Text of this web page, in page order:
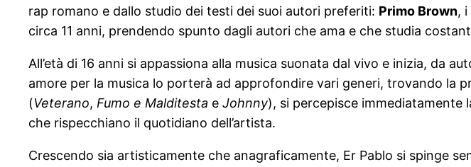
rap romano e dallo studio dei testi dei suoi autori preferiti: Primo Brown, i
circa 11 anni, prendendo spunto dagli autori che ama e che studia
All’età di 16 anni si appassiona alla musica suonata dal vivo e inizia, da
amore per la musica lo porterà ad approfondire vari generi, trovando la
(Veterano, Fumo e Malditesta e Johnny), si percepisce
che rispecchiano il quotidiano dell’artista.
Crescendo sia artisticamente che anagraficamente, Er Pablo si spinge